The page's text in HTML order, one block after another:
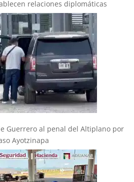
relaciones diplomáticas
Guerrero al penal del Altiplano por
Ayotzinapa